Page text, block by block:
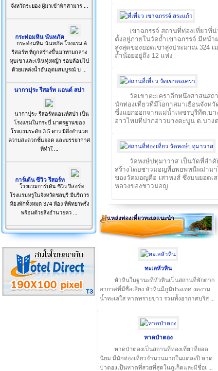
จังหวัดระยอง ผู้มาเข้าพักสามาร ...
กระท่อมหิน นันทภัค
กระท่อมหิน นันทภัค โรงแรม &
รีสอร์ท ที่ถูกสร้างขึ้นมาท่ามกลาง
หุบเขาและเนินทุ่งหญ้า รอบล้อมไป
ด้วยแหล่งน้ำอันอุดมสมบูรณ์ บ ...
นากาปุระ รีสอร์ท แอนด์ สปา
นากาปุระ รีสอร์ทแอนท์สปา เป็น
โรงแรมในกระบี่ มาตรฐานของ
โรงแรมระดับ 3.5 ดาว มีสิ่งอำนวย
ความสะดวกชั้นยอด และบรรยากาศ
ที่ทำใ ...
การ์เด้น ซีวิว รีสอร์ท
โรงแรมการ์เด้น ซีวิว รีสอร์ท
โรงแรมหรูในจังหวัดชลบุรี มีบริการ
ห้องพักทั้งหมด 374 ห้อง ที่พัทยาพรั่ง
พร้อมด้วยสิ่งอำนวยคว ...
เขาฉกรรจ์ สถานที่ท่องเที่ยวที่
ตั้งอยู่ภายในวัดถ้ำเขาฉกรรจ์ มีหน้
สูงสุดของยอดเขาสูงประมาณ 324
ถ้ำน้อยอยู่ถึง 12 แห่ง
วัดเขาตะเคราอีกหนึ่งศาสนส
นักท่องเที่ยวที่มีโอกาสมาเยือนจังห
ซึ่งแยกออกจากแม่น้ำเพชรบุรีทีต.บ
อ่าวไทยที่ปากอ่าวบางตะบูน ต.บา
วัดหงษ์ปทุมาวาส เป็นวัดที่สำ
สร้างโดยชาวมอญที่อพยพหนีพม่าม
ของวัดมอญคือ เสาหงส์ ซึ่งบนยอดเ
หลวงของชาวมอญ
แหล่งท่องเที่ยวทะเลแนะนำ
ทะเลหัวหิน
หัวหินในฐานะที่หัวหินเป็นสถานที่พักตาก
อากาศที่มีชื่อเสียง หัวหินมีภูมิประเทศ งดงาม
น้ำทะเลใส หาดทรายขาว รวมทั้งอากาศบริส ...
หาดป่าตอง
หาดป่าตองเป็นสถานที่ท่องเที่ยวที่ยอด
นิยม มีนักท่องเที่ยวจำนวนมากในแต่ละปี หาด
ป่าตองเป็นหาดที่สวยที่สุดในภูเก็ตและมีชื่อเ ...